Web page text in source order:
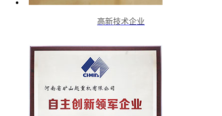
高新技术企业